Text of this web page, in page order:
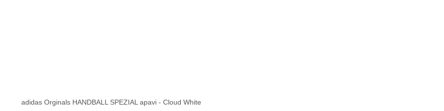
Quick View
adidas Orginals HANDBALL SPEZIAL apavi - Cloud White